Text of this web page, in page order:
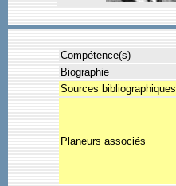
Compétence(s)
Biographie
Sources bibliographiques
Planeurs associés